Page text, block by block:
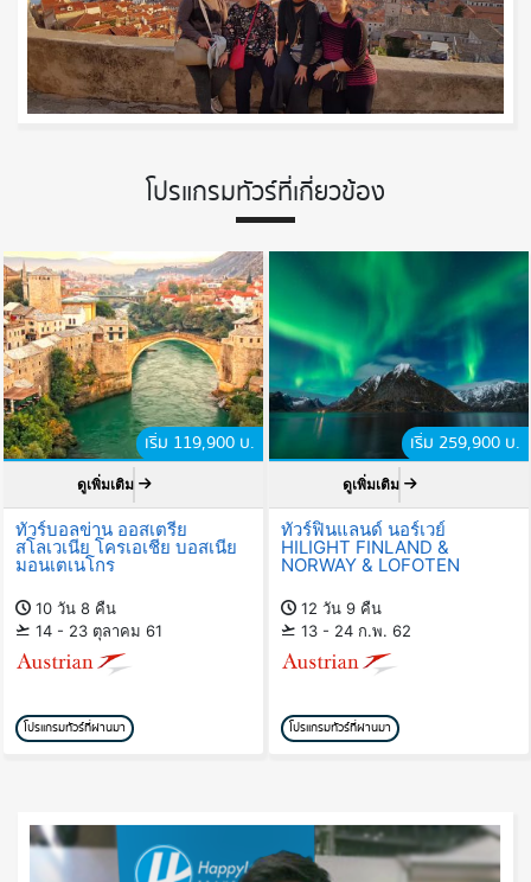
โปรแกรมทัวร์ที่เกี่ยวข้อง
เริ่ม 119,900 บ.
ทัวร์บอลข่าน ออสเตรีย
สโลเวเนีย โครเอเชีย บอสเนีย
มอนเตเนโกร
10 วัน 8 คืน
14 - 23 ตุลาคม 61
โปรแกรมทัวร์ที่ผ่านมา
ดูเพิ่มเติม
เริ่ม 259,900 บ.
ทัวร์ฟินแลนด์ นอร์เวย์
HILIGHT FINLAND &
NORWAY & LOFOTEN
12 วัน 9 คืน
13 - 24 ก.พ. 62
โปรแกรมทัวร์ที่ผ่านมา
ดูเพิ่มเติม